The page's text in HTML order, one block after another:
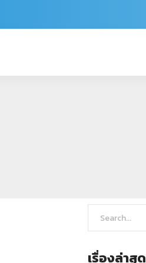
เรื่องล่าสุด